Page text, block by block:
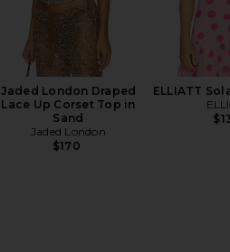
Jaded London Draped
Lace Up Corset Top in
Sand
Jaded London
$170
ELLIATT